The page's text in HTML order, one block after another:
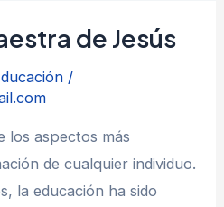
de Jesús
/
los aspectos más
de cualquier individuo.
la educación ha sido